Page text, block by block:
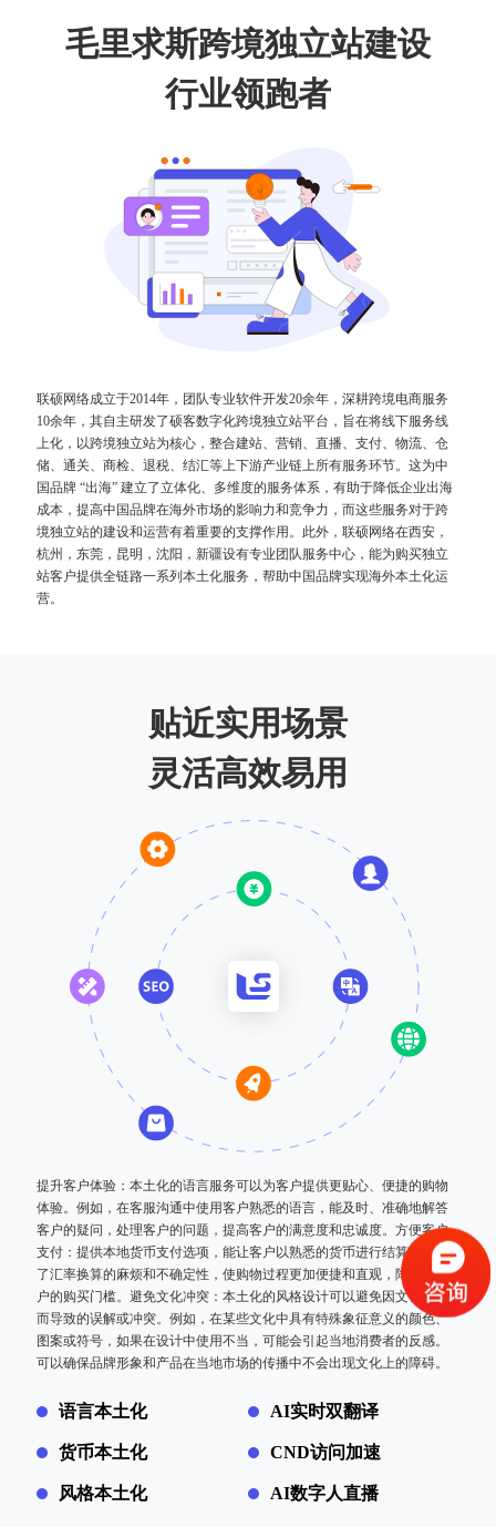
毛里求斯跨境独立站建设
行业领跑者
联硕网络成立于2014年，团队专业软件开发20余年，深耕跨境电商服务
10余年，其自主研发了硕客数字化跨境独立站平台，旨在将线下服务线
上化，以跨境独立站为核心，整合建站、营销、直播、支付、物流、仓
储、通关、商检、退税、结汇等上下游产业链上所有服务环节。这为中
国品牌 “出海” 建立了立体化、多维度的服务体系，有助于降低企业出海
成本，提高中国品牌在海外市场的影响力和竞争力，而这些服务对于跨
境独立站的建设和运营有着重要的支撑作用。此外，联硕网络在西安，
杭州，东莞，昆明，沈阳，新疆设有专业团队服务中心，能为购买独立
站客户提供全链路一系列本土化服务，帮助中国品牌实现海外本土化运
营。
贴近实用场景
灵活高效易用
提升客户体验：本土化的语言服务可以为客户提供更贴心、便捷的购物
体验。例如，在客服沟通中使用客户熟悉的语言，能及时、准确地解答
客户的疑问，处理客户的问题，提高客户的满意度和忠诚度。方便客户
支付：提供本地货币支付选项，能让客户以熟悉的货币进行结算，避免
了汇率换算的麻烦和不确定性，使购物过程更加便捷和直观，降低了客
户的购买门槛。避免文化冲突：本土化的风格设计可以避免因文化差异
而导致的误解或冲突。例如，在某些文化中具有特殊象征意义的颜色、
图案或符号，如果在设计中使用不当，可能会引起当地消费者的反感。
可以确保品牌形象和产品在当地市场的传播中不会出现文化上的障碍。
语言本土化 AI实时双翻译
货币本土化 CND访问加速
风格本土化 AI数字人直播